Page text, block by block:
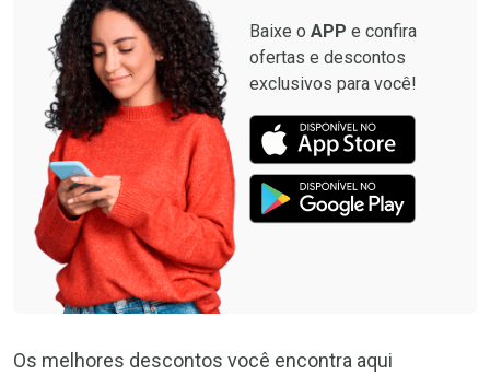
Baixe o APP e confira
ofertas e descontos
exclusivos para você!
Os melhores descontos você encontra aqui